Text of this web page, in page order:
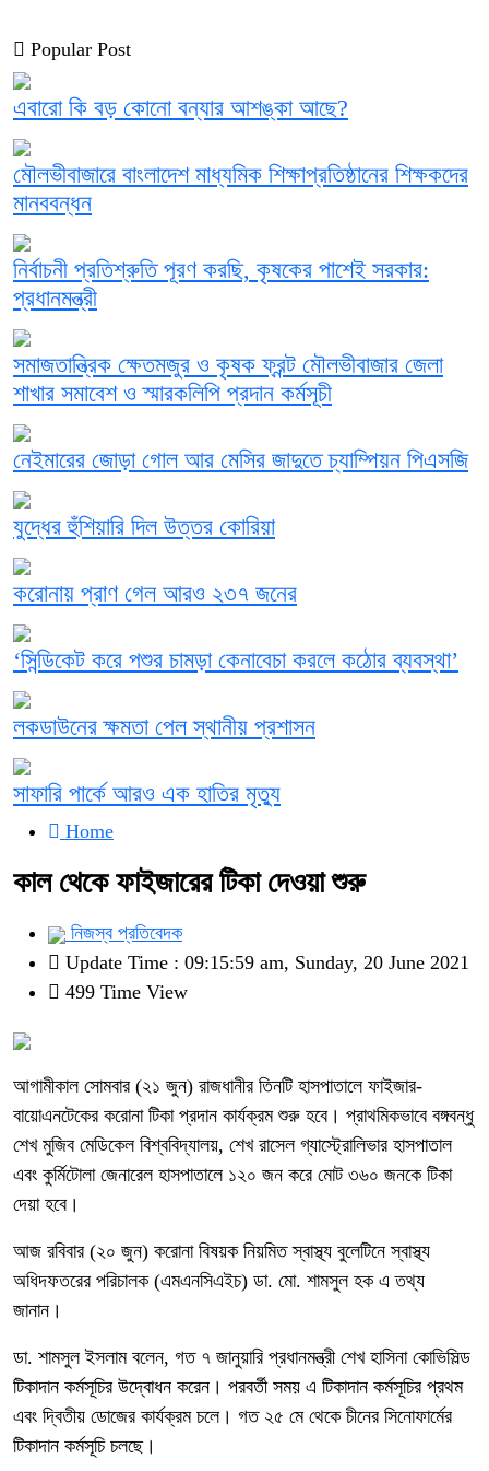
Home
কাল থেকে ফাইজারের টিকা দেওয়া শুরু
নিজস্ব প্রতিবেদক
Update Time : 09:15:59 am, Sunday, 20 June 2021
499 Time View
আগামীকাল সোমবার (২১ জুন) রাজধানীর তিনটি হাসপাতালে ফাইজার-
বায়োএনটেকের করোনা টিকা প্রদান কার্যক্রম শুরু হবে। প্রাথমিকভাবে বঙ্গবন্ধু
শেখ মুজিব মেডিকেল বিশ্ববিদ্যালয়, শেখ রাসেল গ্যাস্ট্রোলিভার হাসপাতাল
এবং কুর্মিটোলা জেনারেল হাসপাতালে ১২০ জন করে মোট ৩৬০ জনকে টিকা
দেয়া হবে।
আজ রবিবার (২০ জুন) করোনা বিষয়ক নিয়মিত স্বাস্থ্য বুলেটিনে স্বাস্থ্য
অধিদফতরের পরিচালক (এমএনসিএইচ) ডা. মো. শামসুল হক এ তথ্য
জানান।
ডা. শামসুল ইসলাম বলেন, গত ৭ জানুয়ারি প্রধানমন্ত্রী শেখ হাসিনা কোভিসিল্ড
টিকাদান কর্মসূচির উদ্বোধন করেন। পরবর্তী সময় এ টিকাদান কর্মসূচির প্রথম
এবং দ্বিতীয় ডোজের কার্যক্রম চলে। গত ২৫ মে থেকে চীনের সিনোফার্মের
টিকাদান কর্মসূচি চলছে।
Popular Post
এবারো কি বড় কোনো বন্যার আশঙ্কা আছে?
মৌলভীবাজারে বাংলাদেশ মাধ্যমিক শিক্ষাপ্রতিষ্ঠানের শিক্ষকদের
মানববন্ধন
নির্বাচনী প্রতিশ্রুতি পূরণ করছি, কৃষকের পাশেই সরকার:
প্রধানমন্ত্রী
সমাজতান্ত্রিক ক্ষেতমজুর ও কৃষক ফ্রন্ট মৌলভীবাজার জেলা
শাখার সমাবেশ ও স্মারকলিপি প্রদান কর্মসূচী
নেইমারের জোড়া গোল আর মেসির জাদুতে চ্যাম্পিয়ন পিএসজি
যুদ্ধের হুঁশিয়ারি দিল উত্তর কোরিয়া
করোনায় প্রাণ গেল আরও ২৩৭ জনের
‘সিন্ডিকেট করে পশুর চামড়া কেনাবেচা করলে কঠোর ব্যবস্থা’
লকডাউনের ক্ষমতা পেল স্থানীয় প্রশাসন
সাফারি পার্কে আরও এক হাতির মৃত্যু